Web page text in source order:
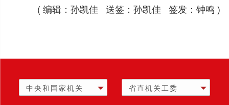
( 编辑：孙凯佳 送签：孙凯佳 签发：钟鸣 )
中央和国家机关 省直机关工委